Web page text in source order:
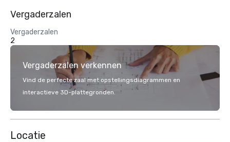
Vergaderzalen
Vergaderzalen
2
Vergaderzalen verkennen
Vind de perfecte zaal met opstellingsdiagrammen en
interactieve 3D-plattegronden.
Locatie